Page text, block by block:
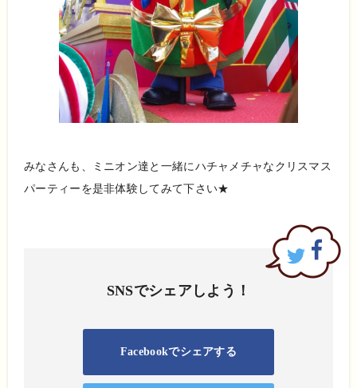
みなさんも、ミニオン達と一緒にハチャメチャなクリスマス
パーティーを是非体験してみて下さい★
SNSでシェアしよう！
Facebookでシェアする